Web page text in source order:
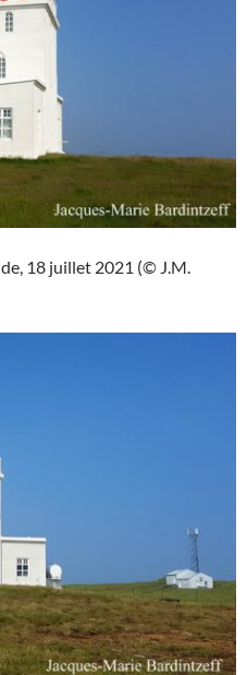
18 juillet 2021 (© J.M.